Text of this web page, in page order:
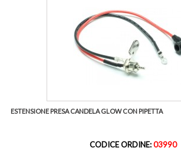
ESTENSIONE PRESA CANDELA GLOW CON PIPETTA
CODICE ORDINE:03990